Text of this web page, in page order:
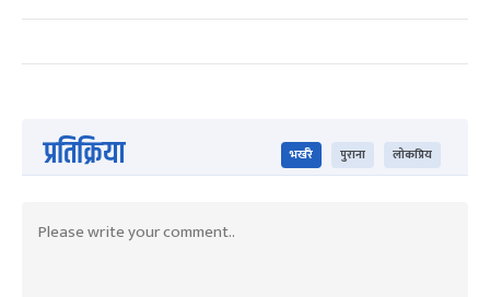
प्रतिक्रिया भर्खरै पुराना लोकप्रिय